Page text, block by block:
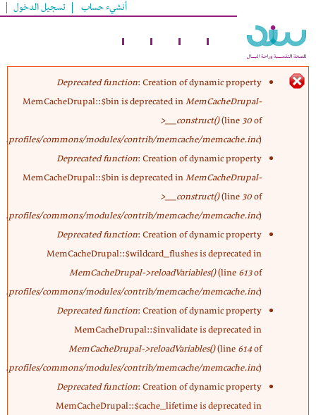
الرئيسي
أنشيء حساب تسجيل الدخول
رسالة
الخطأ
Deprecated function: Creation of dynamic property
MemCacheDrupal::$bin is deprecated inMemCacheDrupal-
>__construct()(line30of
profiles/commons/modules/contrib/memcache/memcache.inc).
Deprecated function: Creation of dynamic property
MemCacheDrupal::$bin is deprecated inMemCacheDrupal-
>__construct()(line30of
profiles/commons/modules/contrib/memcache/memcache.inc).
Deprecated function: Creation of dynamic property
MemCacheDrupal::$wildcard_flushes is deprecated in
MemCacheDrupal->reloadVariables()(line613of
profiles/commons/modules/contrib/memcache/memcache.inc).
Deprecated function: Creation of dynamic property
MemCacheDrupal::$invalidate is deprecated in
MemCacheDrupal->reloadVariables()(line614of
profiles/commons/modules/contrib/memcache/memcache.inc).
Deprecated function: Creation of dynamic property
MemCacheDrupal::$cache_lifetime is deprecated in